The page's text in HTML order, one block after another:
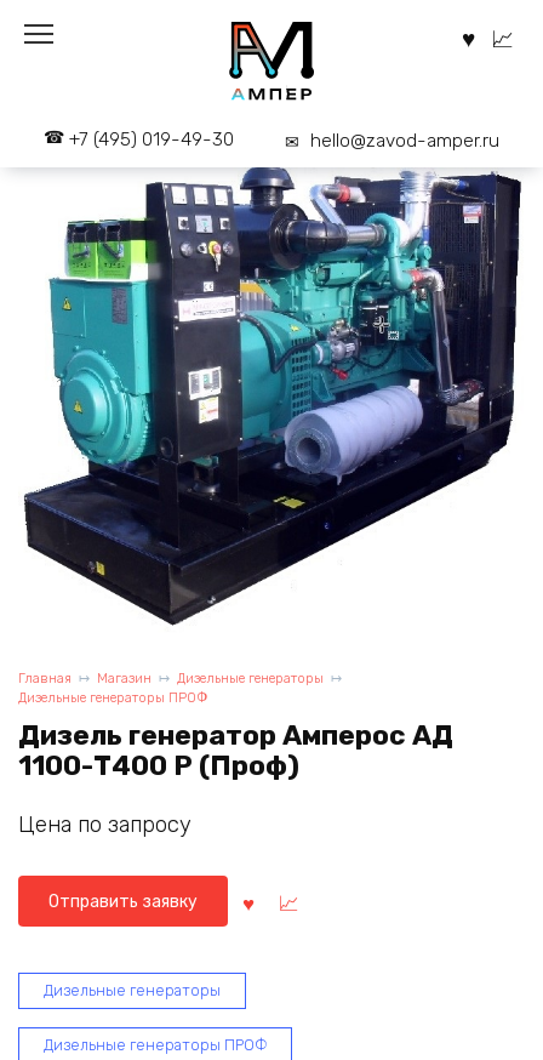
+7 (495) 019-49-30 hello@zavod-amper.ru
Главная Магазин
Дизельные генераторы
Дизельные генераторы ПРОФ
Дизель генератор Амперос АД
1100-Т400 P (Проф)
Цена по запросу
Отправить заявку
Дизельные генераторы
Дизельные генераторы ПРОФ